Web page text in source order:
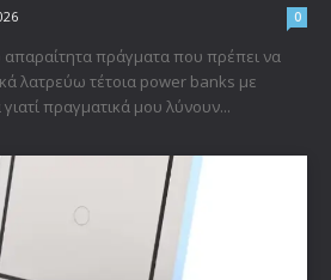
0
απαραίτητα πράγματα που πρέπει να
λατρεύω τέτοια power banks με
πραγματικά μου λύνουν...